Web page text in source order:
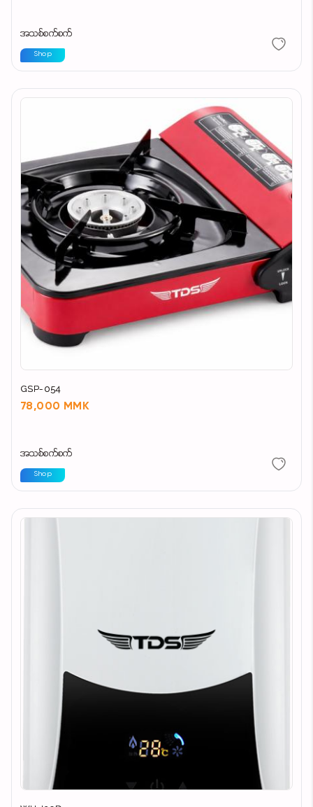
အသစ်စက်စက်
Shop
GSP-054
78,000 MMK
အသစ်စက်စက်
Shop